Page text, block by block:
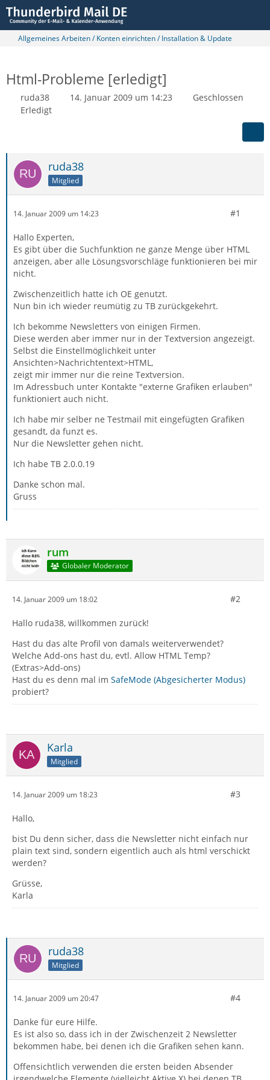
Allgemeines Arbeiten / Konten einrichten / Installation & Update
Html-Probleme [erledigt]
ruda38 14. Januar 2009 um 14:23
Geschlossen
Erledigt
ruda38
Mitglied
14. Januar 2009 um 14:23 #1
Hallo Experten,
Es gibt über die Suchfunktion ne ganze Menge über HTML
anzeigen, aber alle Lösungsvorschläge funktionieren bei mir
nicht.
Zwischenzeitlich hatte ich OE genutzt.
Nun bin ich wieder reumütig zu TB zurückgekehrt.
Ich bekomme Newsletters von einigen Firmen.
Diese werden aber immer nur in der Textversion angezeigt.
Selbst die Einstellmöglichkeit unter
Ansichten>Nachrichtentext>HTML,
zeigt mir immer nur die reine Textversion.
Im Adressbuch unter Kontakte "externe Grafiken erlauben"
funktioniert auch nicht.
Ich habe mir selber ne Testmail mit eingefügten Grafiken
gesandt, da funzt es.
Nur die Newsletter gehen nicht.
Ich habe TB 2.0.0.19
Danke schon mal.
Gruss
rum
Globaler Moderator
14. Januar 2009 um 18:02 #2
Hallo ruda38, willkommen zurück!
Hast du das alte Profil von damals weiterverwendet?
Welche Add-ons hast du, evtl. Allow HTML Temp?
(Extras>Add-ons)
Hast du es denn mal im SafeMode (Abgesicherter Modus)
probiert?
Karla
Mitglied
14. Januar 2009 um 18:23 #3
Hallo,
bist Du denn sicher, dass die Newsletter nicht einfach nur
plain text sind, sondern eigentlich auch als html verschickt
werden?
Grüsse,
Karla
ruda38
Mitglied
14. Januar 2009 um 20:47 #4
Danke für eure Hilfe.
Es ist also so, dass ich in der Zwischenzeit 2 Newsletter
bekommen habe, bei denen ich die Grafiken sehen kann.
Offensichtlich verwenden die ersten beiden Absender